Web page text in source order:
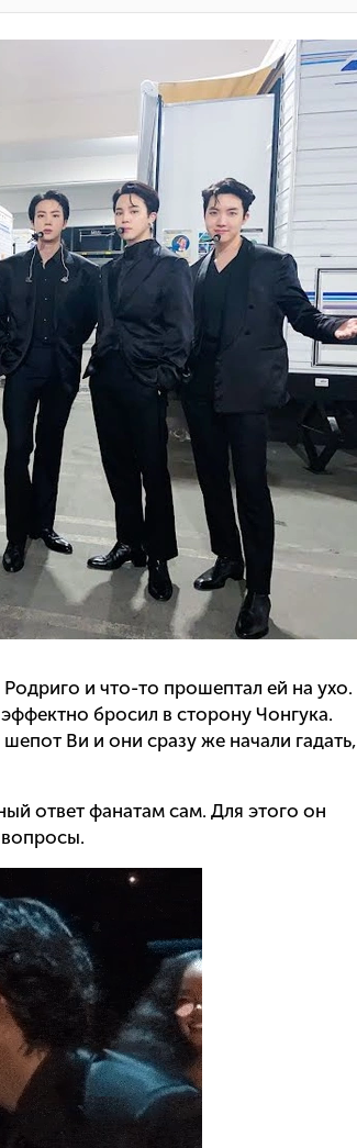
и что-то прошептал ей на ухо.
бросил в сторону Чонгука.
Ви и они сразу же начали гадать,
ответ фанатам сам. Для этого он
вопросы.